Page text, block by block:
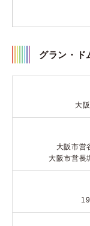
グラン・ド
大
大阪市
大阪市営